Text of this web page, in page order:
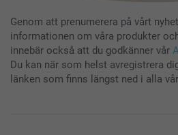
Genom att prenumerera på vårt
informationen om våra produkter
innebär också att du godkänner vår
Du kan när som helst avregistrera
länken som finns längst ned i alla